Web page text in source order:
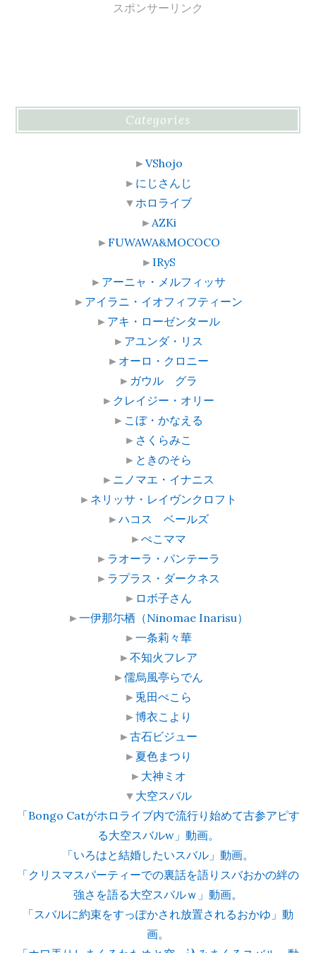
スポンサーリンク
Categories
►VShojo
► にじさんじ
▼ ホロライブ
► AZKi
► FUWAWA&MOCOCO
► IRyS
► アーニャ・メルフィッサ
► アイラニ・イオフィフティーン
► アキ・ローゼンタール
► アユンダ・リス
► オーロ・クロニー
► ガウル グラ
► クレイジー・オリー
► こぼ・かなえる
► さくらみこ
► ときのそら
► ニノマエ・イナニス
► ネリッサ・レイヴンクロフト
►ハコス ベールズ
►ぺこママ
► ラオーラ・パンテーラ
► ラプラス・ダークネス
► ロボ子さん
►一伊那尓栖（Ninomae Inarisu）
►一条莉々華
►不知火フレア
►儒烏風亭らでん
► 兎田ぺこら
►博衣こより
►古石ビジュー
► 夏色まつり
► 大神ミオ
▼ 大空スバル
「Bongo Catがホロライブ内で流行り始めて古参アピす
る大空スバルw」動画。
「いろはと結婚したいスバル」動画。
「クリスマスパーティーでの裏話を語りスバおかの絆の
強さを語る大空スバルｗ」動画。
「スバルに約束をすっぽかされ放置されるおかゆ」動
画。